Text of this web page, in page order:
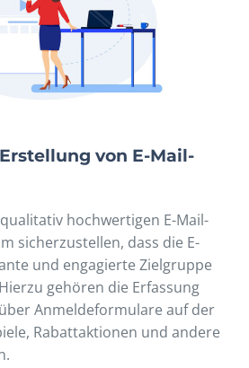
von E-Mail-
hochwertigen E-Mail-
sicherzustellen, dass die E-
und engagierte Zielgruppe
gehören die Erfassung
Anmeldeformulare auf der
Rabattaktionen und andere